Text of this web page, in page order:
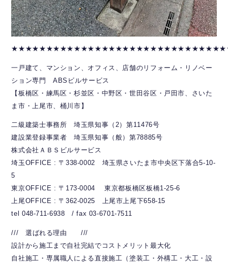
一戸建て、マンション、オフィス、店舗のリフォーム・リノベー
ション専門 ABSビルサービス
【板橋区・練馬区・杉並区・中野区・世田谷区・戸田市、さいた
ま市・上尾市、桶川市】
二級建築士事務所 埼玉県知事（2）第11476号
建設業登録事業者 埼玉県知事（般）第78885号
株式会社ＡＢＳビルサービス
埼玉OFFICE : 〒338-0002 埼玉県さいたま市中央区下落合5-10-
5
東京OFFICE : 〒173-0004 東京都板橋区板橋1-25-6
上尾OFFICE : 〒362-0025 上尾市上尾下658-15
tel 048-711-6938 / fax 03-6701-7511
/// 選ばれる理由 ///
設計から施工まで自社完結でコストメリット最大化
自社施工・専属職人による直接施工（塗装工・外構工・大工・設